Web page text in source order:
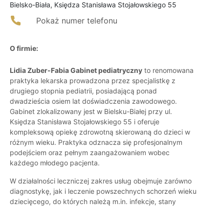
Bielsko-Biała, Księdza Stanisława Stojałowskiego 55
Pokaż numer telefonu
O firmie:
Lidia Zuber-Fabia Gabinet pediatryczny to renomowana
praktyka lekarska prowadzona przez specjalistkę z
drugiego stopnia pediatrii, posiadającą ponad
dwadzieścia osiem lat doświadczenia zawodowego.
Gabinet zlokalizowany jest w Bielsku-Białej przy ul.
Księdza Stanisława Stojałowskiego 55 i oferuje
kompleksową opiekę zdrowotną skierowaną do dzieci w
różnym wieku. Praktyka odznacza się profesjonalnym
podejściem oraz pełnym zaangażowaniem wobec
każdego młodego pacjenta.
W działalności leczniczej zakres usług obejmuje zarówno
diagnostykę, jak i leczenie powszechnych schorzeń wieku
dziecięcego, do których należą m.in. infekcje, stany